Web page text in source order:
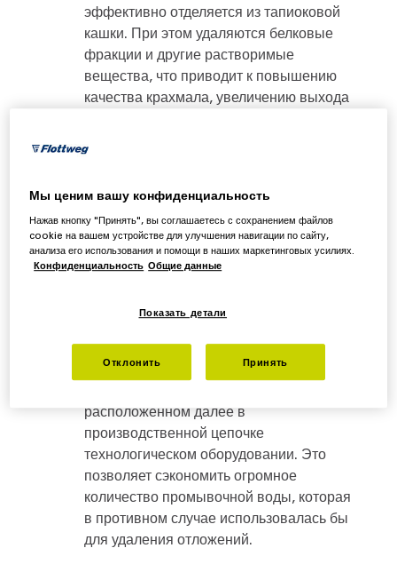
эффективно отделяется из тапиоковой
кашки. При этом удаляются белковые
фракции и другие растворимые
вещества, что приводит к повышению
качества крахмала, увеличению выхода
производственного процесса.
Снижение потребления воды
Декантер для мелкодисперсного сырья
этапах технологического процесса.
Раннее отделение «соковой» воды
удаляет большую часть протеинов,
расположенном далее в
производственной цепочке
технологическом оборудовании. Это
позволяет сэкономить огромное
количество промывочной воды, которая
в противном случае использовалась бы
для удаления отложений.
Мы ценим вашу конфиденциальность
Нажав кнопку "Принять", вы соглашаетесь с сохранением файлов
cookie на вашем устройстве для улучшения навигации по сайту,
анализа его использования и помощи в наших маркетинговых усилиях.
Конфиденциальность Общие данные
Показать детали
Отклонить Принять